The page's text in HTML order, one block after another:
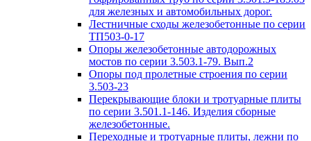
для железных и автомобильных дорог.
Лестничные сходы железобетонные по серии
ТП503-0-17
Опоры железобетонные автодорожных
мостов по серии 3.503.1-79. Вып.2
Опоры под пролетные строения по серии
3.503-23
Перекрывающие блоки и тротуарные плиты
по серии 3.501.1-146. Изделия сборные
железобетонные.
Переходные и тротуарные плиты, лежни по